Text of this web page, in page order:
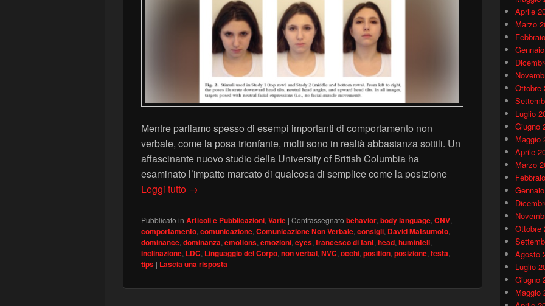
Mentre parliamo spesso di esempi importanti di comportamento non
verbale, come la posa trionfante, molti sono in realtà abbastanza sottili. Un
affascinante nuovo studio della University of British Columbia ha
esaminato l’impatto marcato di qualcosa di semplice come la posizione
Leggi tutto Espressioni non verbali di dominanza – David Matsumoto
→
Pubblicato in Articoli e Pubblicazioni, Varie | Contrassegnato behavior, body language, CNV,
comportamento, comunicazione, Comunicazione Non Verbale, consigli, David Matsumoto,
dominance, dominanza, emotions, emozioni, eyes, francesco di fant, head, humintell,
inclinazione, LDC, Linguaggio del Corpo, non verbal, NVC, occhi, position, posizione, testa,
tips | Lascia una risposta
Aprile
Marzo
Ottobre
Luglio
Giugno
Maggio
Aprile
Marzo
Ottobre
Agosto
Luglio
Giugno
Maggio